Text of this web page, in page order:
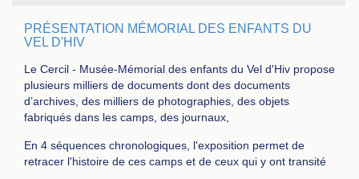
PRÉSENTATION MÉMORIAL DES ENFANTS DU
VEL D'HIV
Le Cercil - Musée-Mémorial des enfants du Vel d'Hiv propose
plusieurs milliers de documents dont des documents
d’archives, des milliers de photographies, des objets
fabriqués dans les camps, des journaux,
En 4 séquences chronologiques, l'exposition permet de
retracer l'histoire de ces camps et de ceux qui y ont transité